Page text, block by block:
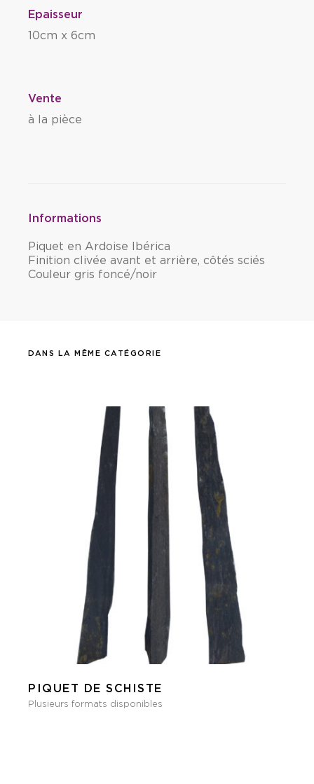
Epaisseur
10cm x 6cm
Vente
à la pièce
Informations
Piquet en Ardoise Ibérica
Finition clivée avant et arrière, côtés sciés
Couleur gris foncé/noir
DANS LA MÊME CATÉGORIE
PIQUET DE SCHISTE
Plusieurs formats disponibles